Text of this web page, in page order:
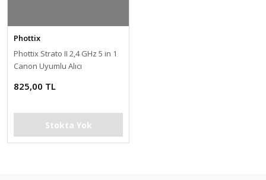
Phottix
Phottix Strato II 2,4 GHz 5 in 1
Canon Uyumlu Alıcı
825,00 TL
Stokta Yok